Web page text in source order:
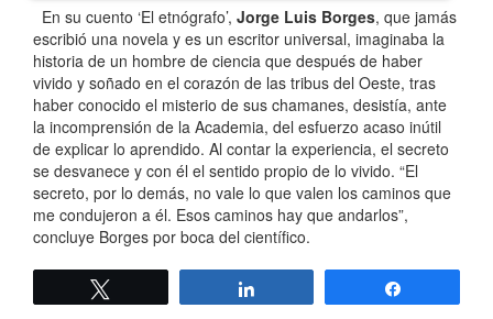
En su cuento ‘El etnógrafo’, Jorge Luis Borges, que jamás
escribió una novela y es un escritor universal, imaginaba la
historia de un hombre de ciencia que después de haber
vivido y soñado en el corazón de las tribus del Oeste, tras
haber conocido el misterio de sus chamanes, desistía, ante
la incomprensión de la Academia, del esfuerzo acaso inútil
de explicar lo aprendido. Al contar la experiencia, el secreto
se desvanece y con él el sentido propio de lo vivido. “El
secreto, por lo demás, no vale lo que valen los caminos que
me condujeron a él. Esos caminos hay que andarlos”,
concluye Borges por boca del científico.